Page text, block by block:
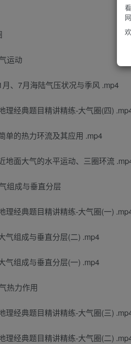
运动
月、7月海陆气压状况与季风 .mp4
理经典题目精讲精练-大气圈(四)
单的热力环流及其应用 .mp4
地面大气的水平运动、三圈环流
组成与垂直分层
理经典题目精讲精练-大气圈(一)
气组成与垂直分层(二) .mp4
气组成与垂直分层(一) .mp4
热力作用
理经典题目精讲精练-大气圈(三)
理经典题目精讲精练-大气圈(二)